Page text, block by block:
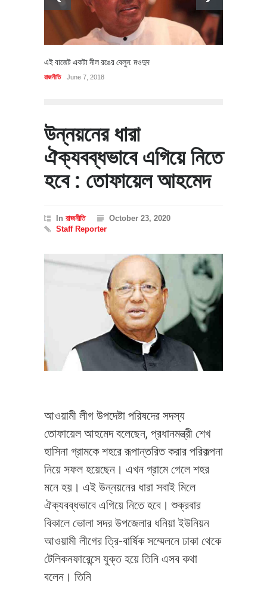
এই বাজেট একটা নীল রঙের বেলুন: মওদুদ
রাজনীতি June 7, 2018
উন্নয়নের ধারা
ঐক্যবব্ধভাবে এগিয়ে নিতে
হবে : তোফায়েল আহমেদ
In রাজনীতি
October 23, 2020
Staff Reporter
আওয়ামী লীগ উপদেষ্টা পরিষদের সদস্য
তোফায়েল আহমেদ বলেছেন, প্রধানমন্ত্রী শেখ
হাসিনা গ্রামকে শহরে রূপান্তরিত করার পরিকল্পনা
নিয়ে সফল হয়েছেন। এখন গ্রামে গেলে শহর
মনে হয়। এই উন্নয়নের ধারা সবাই মিলে
ঐক্যবব্ধভাবে এগিয়ে নিতে হবে। শুক্রবার
বিকালে ভোলা সদর উপজেলার ধনিয়া ইউনিয়ন
আওয়ামী লীগের ত্রি-বার্ষিক সম্মেলনে ঢাকা থেকে
টেলিকনফারেন্সে যুক্ত হয়ে তিনি এসব কথা
বলেন। তিনি